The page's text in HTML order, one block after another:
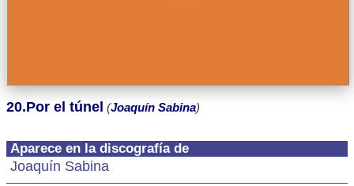
Aparece en la discografía de
Joaquín Sabina
20.Por el túnel (Joaquín Sabina)